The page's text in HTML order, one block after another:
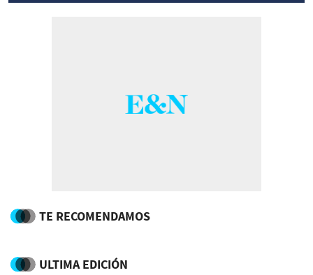
TE RECOMENDAMOS
ULTIMA EDICIÓN